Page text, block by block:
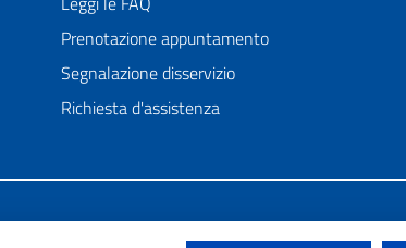
Prenotazione appuntamento
Segnalazione disservizio
Richiesta d'assistenza